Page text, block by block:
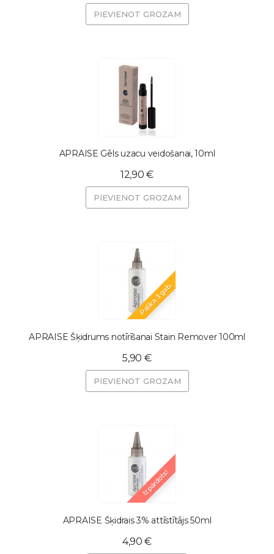
PIEVIENOT GROZAM
APRAISE Gēls uzacu veidošanai, 10ml
12,90 €
PIEVIENOT GROZAM
Palika 3 gab.
APRAISE Šķidrums notīrīšanai Stain Remover 100ml
5,90 €
PIEVIENOT GROZAM
Izpārdots!
APRAISE Šķidrais 3% attīstītājs 50ml
4,90 €